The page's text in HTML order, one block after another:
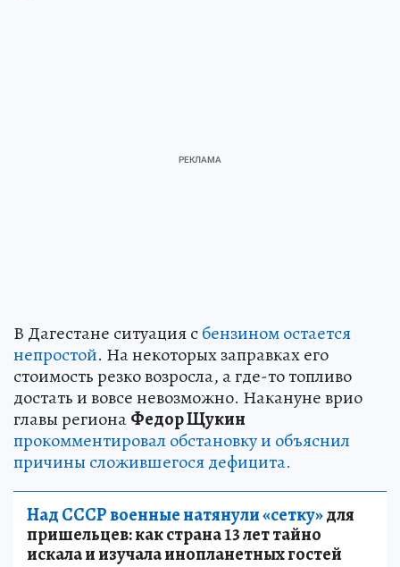
В Дагестане ситуация сбензином остается
непростой. На некоторых заправках его
стоимость резко возросла, а где-то топливо
достать и вовсе невозможно. Накануне врио
главы регионаФедор Щукин
прокомментировал обстановку и объяснил
причины сложившегося дефицита.
Над СССР военные натянули «сетку»для
пришельцев: как страна 13 лет тайно
искала и изучала инопланетных гостей